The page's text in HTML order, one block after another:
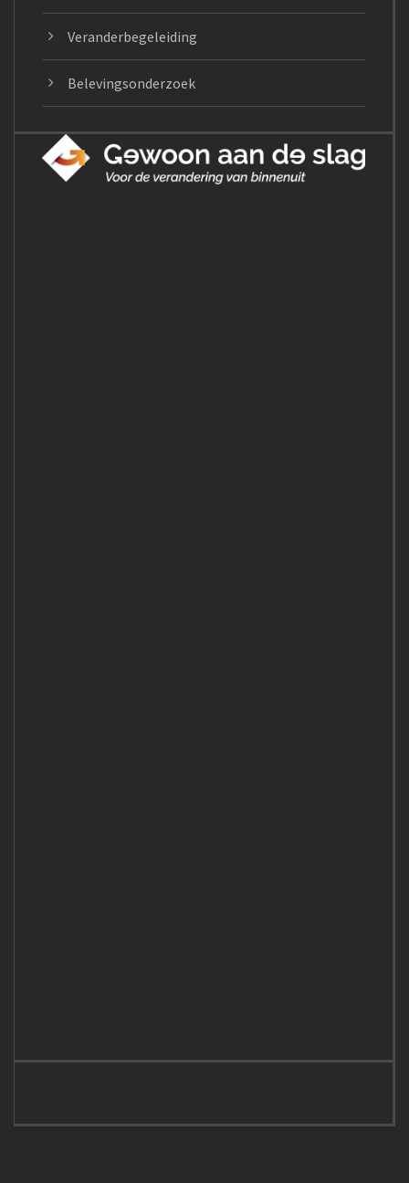
Veranderbegeleiding
Belevingsonderzoek